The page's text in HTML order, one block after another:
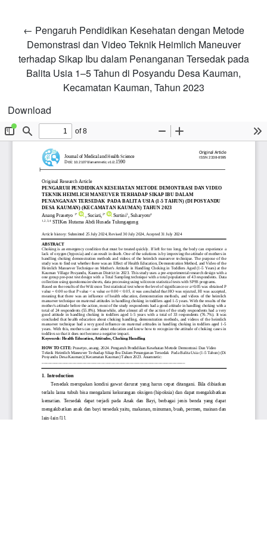
← Return to Article Details
Pengaruh Pendidikan Kesehatan dengan Metode
Demonstrasi dan Video Teknik Heimlich Maneuver
terhadap Sikap Ibu dalam Penanganan Tersedak pada
Balita Usia 1–5 Tahun di Posyandu Desa Kauman,
Kecamatan Kauman, Tahun 2023
Download